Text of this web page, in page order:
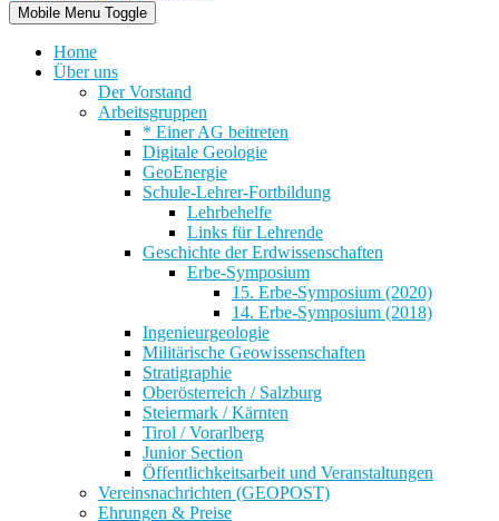
Mobile Menu Toggle
Home
Über uns
Der Vorstand
Arbeitsgruppen
* Einer AG beitreten
Digitale Geologie
GeoEnergie
Schule-Lehrer-Fortbildung
Lehrbehelfe
Links für Lehrende
Geschichte der Erdwissenschaften
Erbe-Symposium
15. Erbe-Symposium (2020)
14. Erbe-Symposium (2018)
Ingenieurgeologie
Militärische Geowissenschaften
Stratigraphie
Oberösterreich / Salzburg
Steiermark / Kärnten
Tirol / Vorarlberg
Junior Section
Öffentlichkeitsarbeit und Veranstaltungen
Vereinsnachrichten (GEOPOST)
Ehrungen & Preise